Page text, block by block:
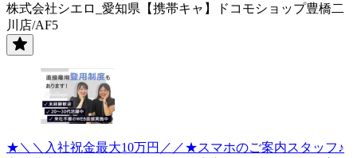
株式会社シエロ_愛知県【携帯キャ】ドコモショップ豊橋二
川店/AF5
★＼＼入社祝金最大10万円／／★スマホのご案内スタッフ♪